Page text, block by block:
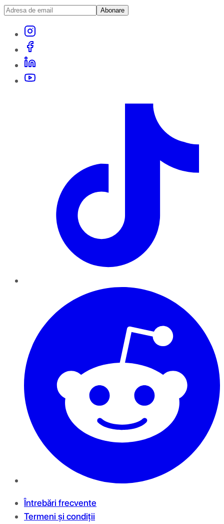
Abonare
Întrebări frecvente
Termeni și condiții